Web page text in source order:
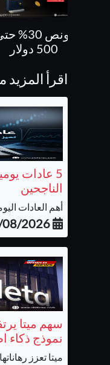
بونص 30% حتى
اقرأ المزيد
5 عادات
الناجحين
أهم العادات
10/08/2026
نموذج ذكاء
ميتا تعزز